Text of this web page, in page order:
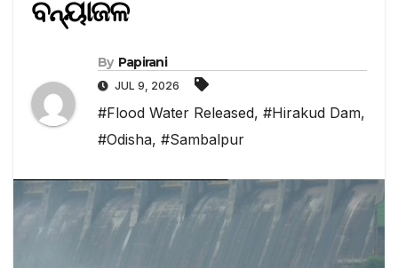
ବନ୍ୟାଜଳ
By Papirani
JUL 9, 2026
#Flood Water Released, #Hirakud Dam,
#Odisha, #Sambalpur